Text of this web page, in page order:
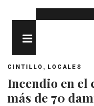
CINTILLO , LOCALES
Incendio en el
más de 70